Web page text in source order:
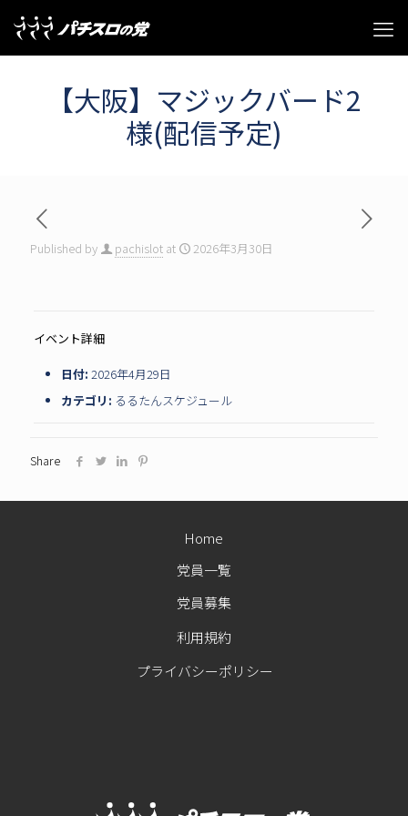
【大阪】マジックバード2
様(配信予定)
Published by pachislot at 2026年3月30日
イベント詳細
日付: 2026年4月29日
カテゴリ: るるたんスケジュール
Share
党員一覧
党員募集
利用規約
Home
プライバシーポリシー